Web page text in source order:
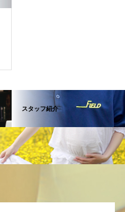
スタッフ紹介